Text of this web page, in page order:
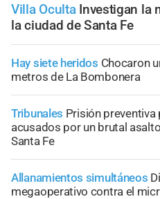
Villa Oculta Investigan la
la ciudad de Santa Fe
Hay siete heridos Chocaron
metros de La Bombonera
Tribunales Prisión
acusados por un brutal
Santa Fe
Allanamientos simultáneos
megaoperativo contra el